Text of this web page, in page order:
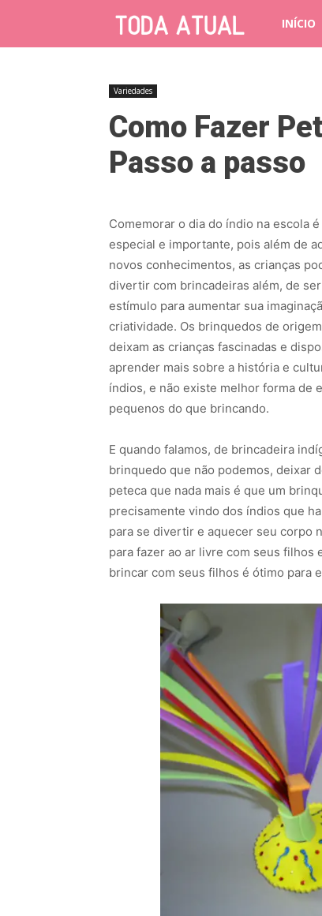
INÍCIO
Variedades
Como Fazer
Passo a passo
Comemorar o dia do índio na escola
especial e importante, pois além de
novos conhecimentos, as crianças
divertir com brincadeiras além, de
estímulo para aumentar sua
criatividade. Os brinquedos de
deixam as crianças fascinadas e
aprender mais sobre a história e
índios, e não existe melhor forma de
pequenos do que brincando.
E quando falamos, de brincadeira
brinquedo que não podemos, deixar
peteca que nada mais é que um
precisamente vindo dos índios que
para se divertir e aquecer seu corpo
para fazer ao ar livre com seus filhos
brincar com seus filhos é ótimo para